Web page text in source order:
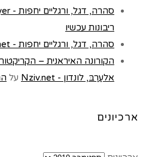
סהרה, דגל, ורגליים יחפות - Nziv.net - Cpyer חדשות
ריבונות עכשיו
סהרה, דגל, ורגליים יחפות - Nziv.net
הקורונה האיראנית –
אלעַרַבּ, לונדון - Nziv.net
על
ארכיונים